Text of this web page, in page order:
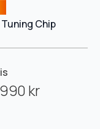
Chip
kr